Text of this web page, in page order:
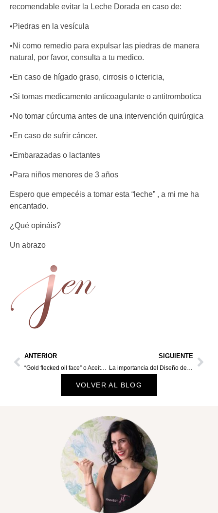
recomendable evitar la Leche Dorada en caso de:
•Piedras en la vesícula
•Ni como remedio para expulsar las piedras de manera
natural, por favor, consulta a tu medico.
•En caso de hígado graso, cirrosis o ictericia,
•Si tomas medicamento anticoagulante o antitrombotica
•No tomar cúrcuma antes de una intervención quirúrgica
•En caso de sufrir cáncer.
•Embarazadas o lactantes
•Para niños menores de 3 años
Espero que empecéis a tomar esta “leche” , a mi me ha
encantado.
¿Qué opináis?
Un abrazo
ANTERIOR
“Gold flecked oil face” o Aceite en la piel, con tu maquillaje
SIGUIENTE
La importancia del Diseño de las cejas
VOLVER AL BLOG